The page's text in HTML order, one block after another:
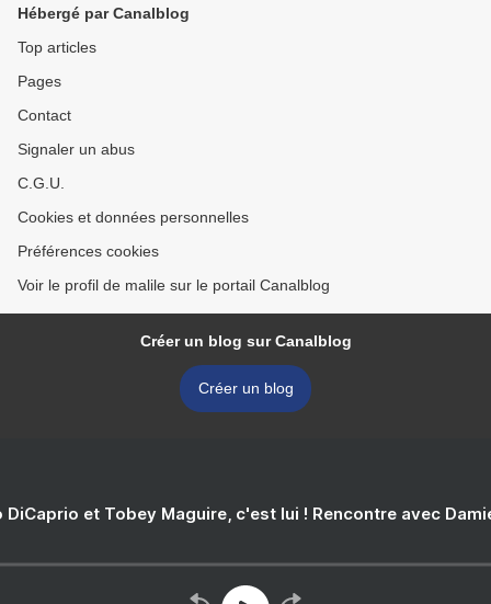
Hébergé par Canalblog
Top articles
Pages
Contact
Signaler un abus
C.G.U.
Cookies et données personnelles
Préférences cookies
Voir le profil de malile sur le portail Canalblog
Créer un blog sur Canalblog
Créer un blog
DiCaprio et Tobey Maguire, c'est lui ! Rencontre avec